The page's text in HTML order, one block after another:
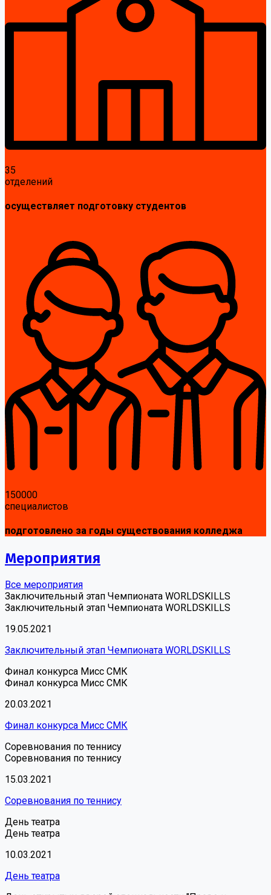
35
отделений
осуществляет подготовку студентов
150000
специалистов
подготовлено за годы существования колледжа
Мероприятия
Все мероприятия
Заключительный этап Чемпионата WORLDSKILLS
Заключительный этап Чемпионата WORLDSKILLS
19.05.2021
Заключительный этап Чемпионата WORLDSKILLS
Финал конкурса Мисс СМК
Финал конкурса Мисс СМК
20.03.2021
Финал конкурса Мисс СМК
Соревнования по теннису
Соревнования по теннису
15.03.2021
Соревнования по теннису
День театра
День театра
10.03.2021
День театра